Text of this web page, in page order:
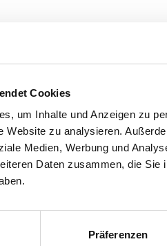
Cookies
um Inhalte und Anzeigen zu
Website zu analysieren.
Medien, Werbung und
Daten zusammen, die
Präferenzen